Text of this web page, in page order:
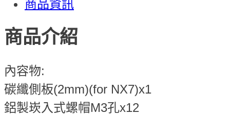
商品資訊
商品介紹
內容物:
碳纖側板(2mm)(for NX7)x1
鋁製崁入式螺帽M3孔x12